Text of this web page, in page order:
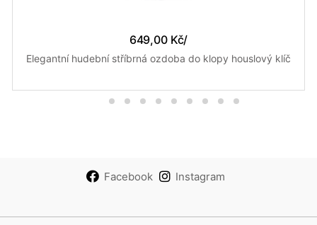
649,00 Kč/
Elegantní hudební stříbrná ozdoba do klopy houslový klíč
Facebook Instagram